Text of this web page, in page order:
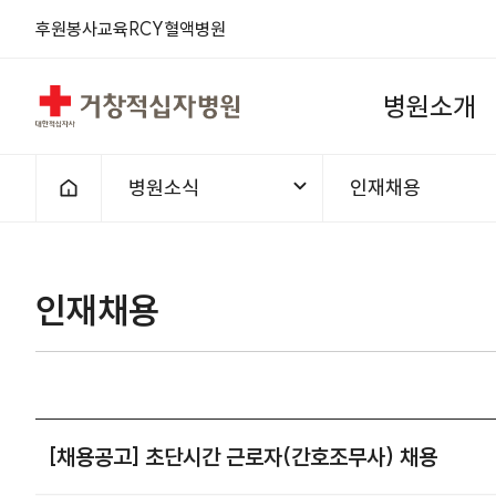
후원봉사교육 RCY혈액병원
거창적십자병원 병원소개
홈으로
병원소식 인재채용
인재채용
[채용공고] 초단시간 근로자(간호조무사) 채용